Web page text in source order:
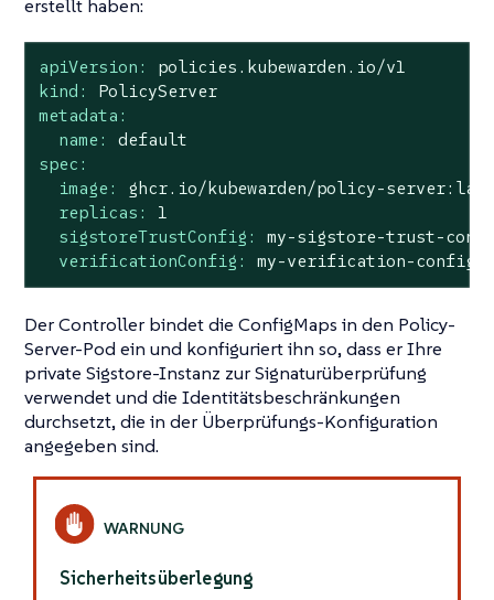
erstellt haben:
apiVersion:
policies.kubewarden.io/v1
kind:
PolicyServer
metadata:
name:
default
spec:
image:
ghcr.io/kubewarden/policy-
replicas:
1
sigstoreTrustConfig:
my-sigstore-trust-
verificationConfig:
my-verification-config
Der Controller bindet die ConfigMaps in den Policy-
Server-Pod ein und konfiguriert ihn so, dass er Ihre
private Sigstore-Instanz zur Signaturüberprüfung
verwendet und die Identitätsbeschränkungen
durchsetzt, die in der Überprüfungs-Konfiguration
angegeben sind.
Sicherheitsüberlegung